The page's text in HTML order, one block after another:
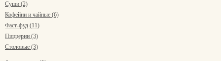
Суши (2)
Кофейни и чайные (6)
Фаст-фуд (11)
Пиццерии (3)
Столовые (3)